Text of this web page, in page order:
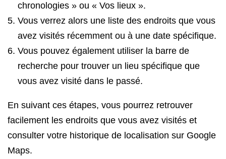
chronologies » ou « Vos lieux ».
Vous verrez alors une liste des endroits que vous
avez visités récemment ou à une date spécifique.
Vous pouvez également utiliser la barre de
recherche pour trouver un lieu spécifique que
vous avez visité dans le passé.
En suivant ces étapes, vous pourrez retrouver
facilement les endroits que vous avez visités et
consulter votre historique de localisation sur Google
Maps.